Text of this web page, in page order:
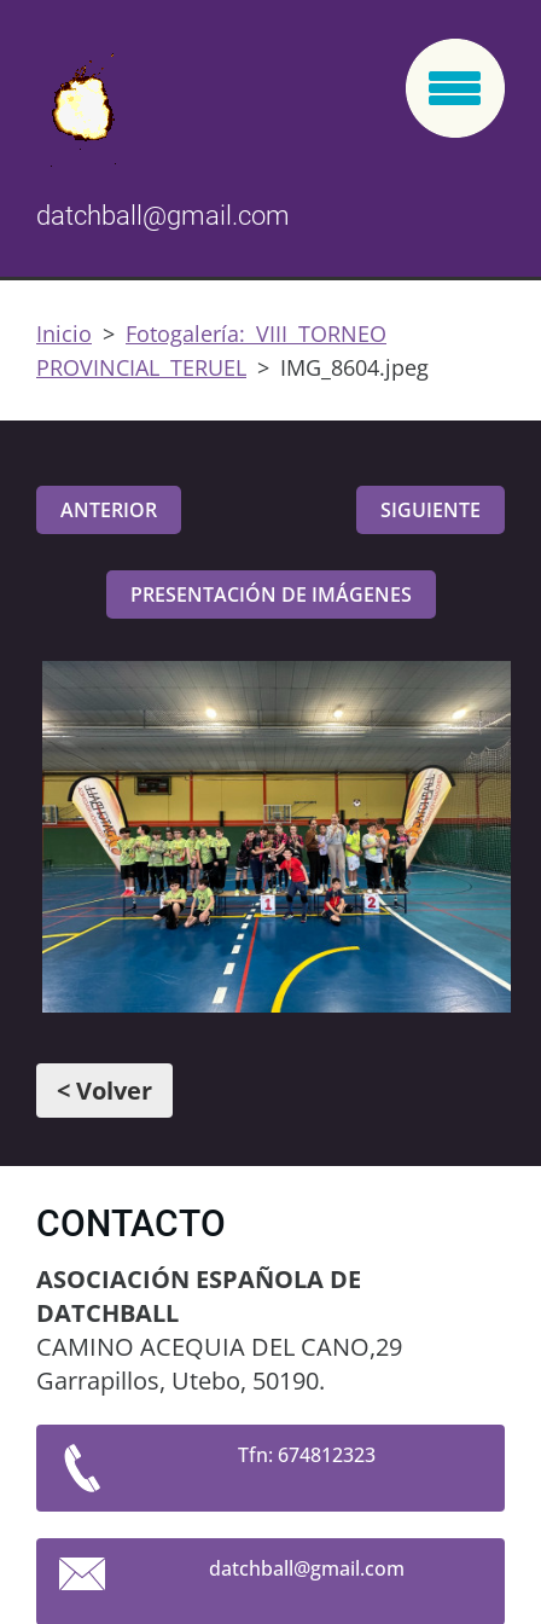
datchball@gmail.com
Inicio > Fotogalería: VIII TORNEO
PROVINCIAL TERUEL > IMG_8604.jpeg
ANTERIOR SIGUIENTE
PRESENTACIÓN DE IMÁGENES
< Volver
CONTACTO
ASOCIACIÓN ESPAÑOLA DE
DATCHBALL
CAMINO ACEQUIA DEL CANO,29
Garrapillos, Utebo, 50190.
Tfn: 674812323
datchball@gmail.com